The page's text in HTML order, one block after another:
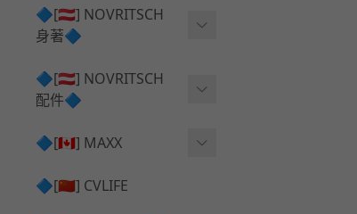
手持 裝備 ⧸ 偽裝
披肩 ⧸ Shoulder Piece
onie
AR ⧸ DMR 彈匣用
SMG ⧸ SSR90 彈匣用
腰包 ⧸ 萬用包
HPA 氣瓶袋 ⧸ 水袋包
手槍 彈匣用
🔷[🇦🇹] NOVRITSCH
身著🔷
闊邊帽 ⧸ Boonie Hat
戰術背心+前掛 ⧸ Plate Car
rier+Flap
tlebelt
🔷[🇦🇹] NOVRITSCH
配件🔷
✅ 快拔槍套 ⧸ 槍背帶
✅ 槍架 ⧸ 訓練靶具 ⧸ 工具
🔷[🇨🇦] MAXX
AEG 活塞頭 ⧸ AEG Piston
🔷[🇨🇳] CVLIFE